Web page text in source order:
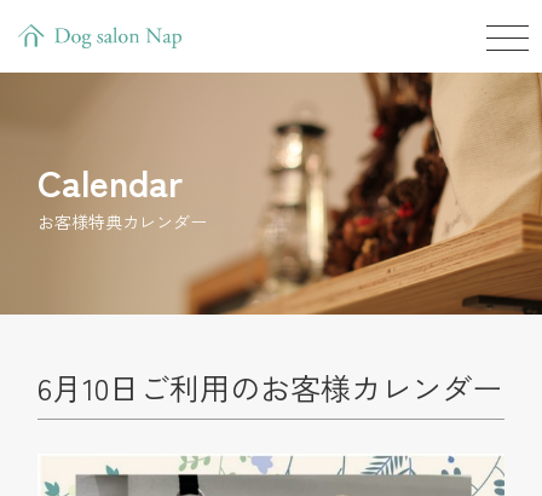
Calendar
お客様特典カレンダー
6月10日ご利用のお客様カレンダー